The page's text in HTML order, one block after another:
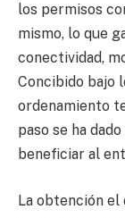
los permisos
mismo, lo que
conectividad,
Concibido bajo
ordenamiento
paso se ha
beneficiar al
La obtención